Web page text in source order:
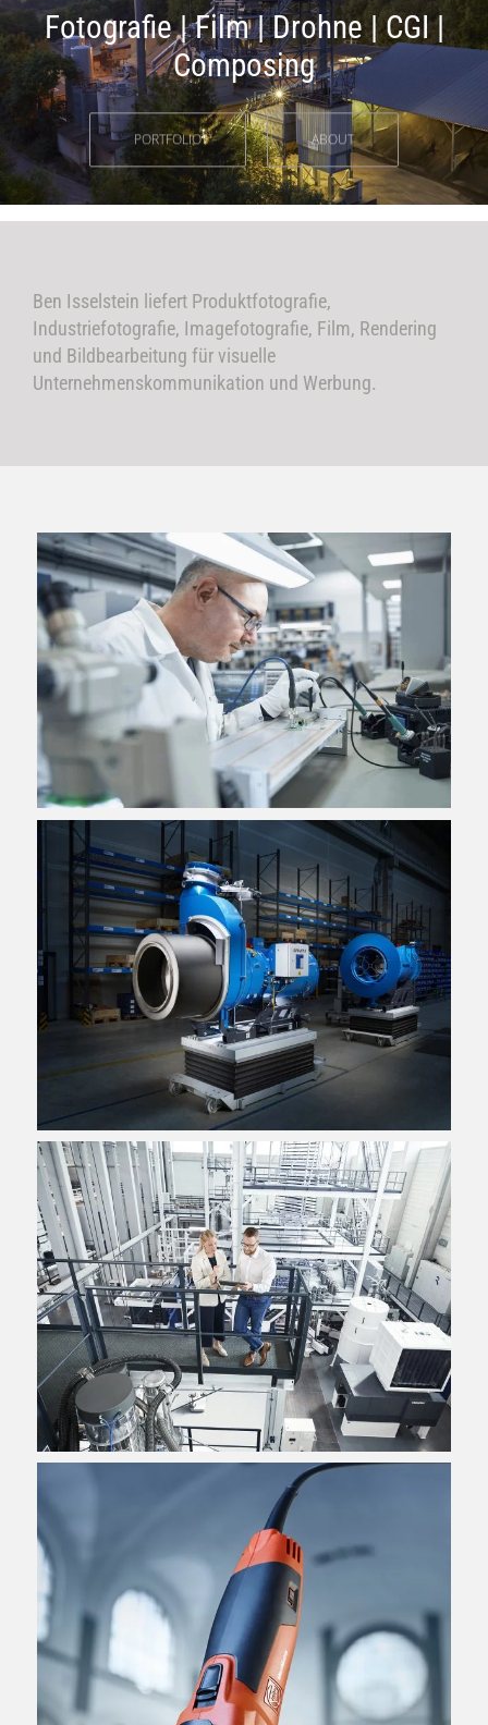
Fotografie | Film | Drohne | CGI |
Composing
PORTFOLIO ABOUT
Ben Isselstein liefert Produktfotografie,
Industriefotografie, Imagefotografie, Film, Rendering
und Bildbearbeitung für visuelle
Unternehmenskommunikation und Werbung.